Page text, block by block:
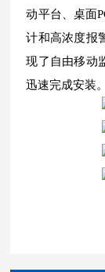
动平台、桌面
计和高浓度报
现了自由移动
迅速完成安装。